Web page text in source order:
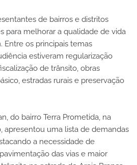
de bairros e distritos
para melhorar a qualidade de vida
Entre os principais temas
estiveram regularização
de trânsito, obras
estradas rurais e preservação
do bairro Terra Prometida, na
apresentou uma lista de demandas
a necessidade de
das vias e maior